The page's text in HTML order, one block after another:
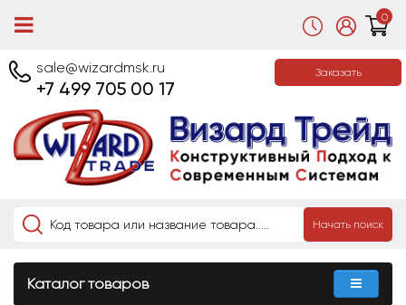
0
sale@wizardmsk.ru
+7 499 705 00 17
Заказать
Начать поиск
Каталог товаров